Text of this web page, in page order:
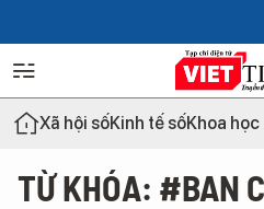
Xã hội sốKinh tế sốKhoa
TỪ KHÓA: #BAN